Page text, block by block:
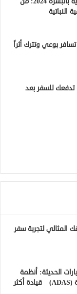
م
ق
النباتية
بوعي وتترك أثراً
:6 أسباب تدفعك للسفر بعد
المثالي لتجربة سفر
الحديثة: أنظمة
مساعدة السائق المتقدمة (ADAS) – قيادة أكثر